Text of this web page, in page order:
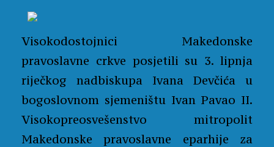
Visokodostojnici Makedonske
pravoslavne crkve posjetili su 3. lipnja
riječkog nadbiskupa Ivana Devčića u
bogoslovnom sjemeništu Ivan Pavao II.
Visokopreosvešenstvo mitropolit
Makedonske pravoslavne eparhije za